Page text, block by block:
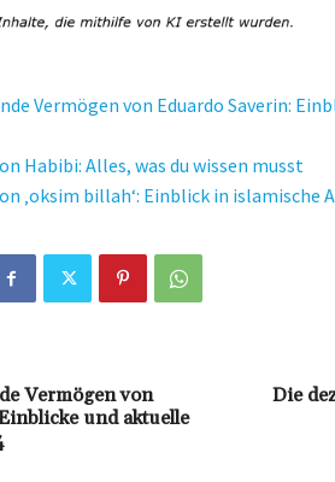
Vermögen von Eduardo Saverin:
Habibi: Alles, was du wissen musst
‚oksim billah‘: Einblick in islamische
Vermögen von
und aktuelle
Die